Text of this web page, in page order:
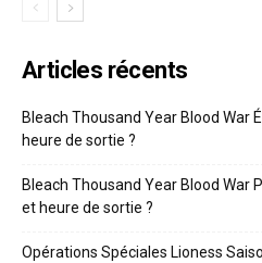
Articles récents
Bleach Thousand Year Blood War
heure de sortie ?
Bleach Thousand Year Blood War
et heure de sortie ?
Opérations Spéciales Lioness